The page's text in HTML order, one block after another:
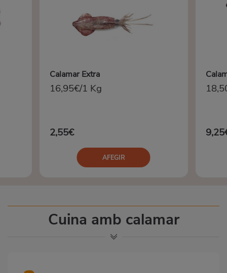
Calamar Extra
16,95€/1 Kg
2,55€
AFEGIR
Cuina amb calamar